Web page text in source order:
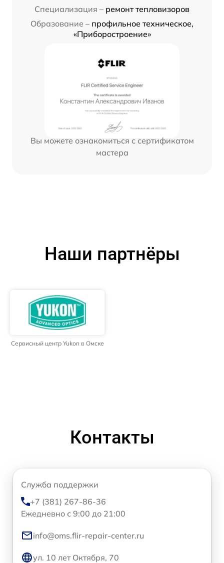
Специализация – ремонт тепловизоров
Образование – профильное техническое,
«Приборостроение»
Вы можете ознакомиться с сертификатом
мастера
Наши партнёры
Сервисный центр Yukon в Омске
Контакты
Служба поддержки
+7 (381) 267-86-36
Ежедневно с 9:00 до 21:00
info@oms.flir-repair-center.ru
ул. 10 лет Октября, 70